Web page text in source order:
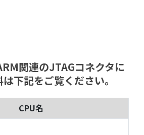
関連のJTAGコネクタに
下記をご覧ください。
CPU名